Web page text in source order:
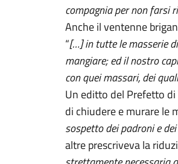
compagnia per non farsi
Anche il ventenne
“[…] in tutte le masserie
mangiare; ed il nostro
con quei massari, dei
Un editto del Prefetto
di chiudere e murare le
sospetto dei padroni e
altre prescriveva la